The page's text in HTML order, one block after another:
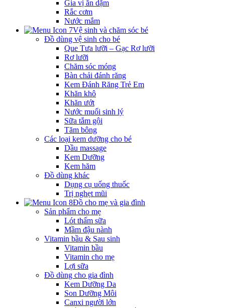
Gia vị ăn dặm
Rắc cơm
Nước mắm
Vệ sinh và chăm sóc bé
Đồ dùng vệ sinh cho bé
Que Tưa lưỡi – Gạc Rơ lưỡi
Rơ lưỡi
Chăm sóc móng
Bàn chải đánh răng
Kem Đánh Răng Trẻ Em
Khăn khô
Khăn ướt
Nước muối sinh lý
Sữa tắm gội
Tăm bông
Các loại kem dưỡng cho bé
Dầu massage
Kem Dưỡng
Kem hăm
Đồ dùng khác
Dụng cụ uống thuốc
Trị nghẹt mũi
Đồ cho mẹ và gia đình
Sản phẩm cho mẹ
Lót thấm sữa
Mầm đậu nành
Vitamin bầu & Sau sinh
Vitamin bầu
Vitamin cho mẹ
Lợi sữa
Đồ dùng cho gia đình
Kem Dưỡng Da
Son Dưỡng Môi
Canxi người lớn